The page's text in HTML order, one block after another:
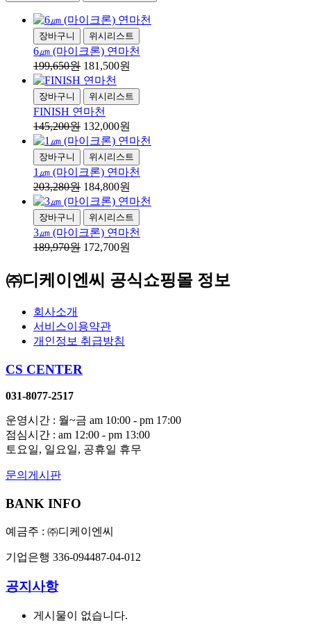
장바구니 위시리스트
6㎛ (마이크론) 연마천
199,650원 181,500원
장바구니 위시리스트
FINISH 연마천
145,200원 132,000원
장바구니 위시리스트
1㎛ (마이크론) 연마천
203,280원 184,800원
장바구니 위시리스트
3㎛ (마이크론) 연마천
189,970원 172,700원
㈜디케이엔씨 공식쇼핑몰 정보
회사소개
서비스이용약관
개인정보 취급방침
CS CENTER
031-8077-2517
운영시간 : 월~금 am 10:00 - pm 17:00
점심시간 : am 12:00 - pm 13:00
토요일, 일요일, 공휴일 휴무
문의게시판
BANK INFO
예금주 : ㈜디케이엔씨
기업은행 336-094487-04-012
공지사항
게시물이 없습니다.